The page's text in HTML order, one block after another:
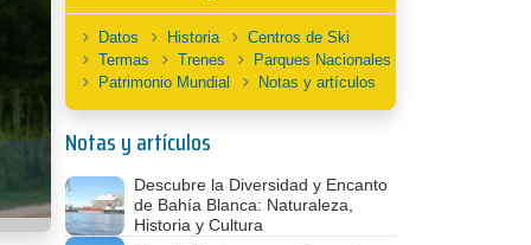
Datos Historia
Centros de Ski
Termas
Trenes
Parques Nacionales
Patrimonio Mundial
Notas y artículos
Notas y artículos
Descubre la Diversidad y Encanto
de Bahía Blanca: Naturaleza,
Historia y Cultura